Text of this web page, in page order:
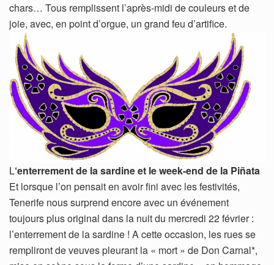
chars… Tous remplissent l’après-midi de couleurs et de
joie, avec, en point d’orgue, un grand feu d’artifice.
L‘enterrement de la sardine et le week-end de la Piñata
Et lorsque l’on pensait en avoir fini avec les festivités,
Tenerife nous surprend encore avec un événement
toujours plus original dans la nuit du mercredi 22 février :
l’enterrement de la sardine ! A cette occasion, les rues se
rempliront de veuves pleurant la « mort » de Don Carnal*,